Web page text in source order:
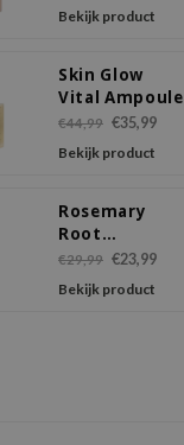
Bekijk product
Skin Glow
Vital Ampoule
€44,99 €35,99
Bekijk product
Rosemary
Root
Volumizing
Scalp
Ampoule
€29,99 €23,99
Bekijk product